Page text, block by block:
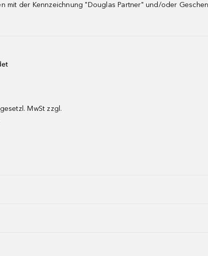
mit der Kennzeichnung "Douglas Partner" und/oder
MwSt zzgl.